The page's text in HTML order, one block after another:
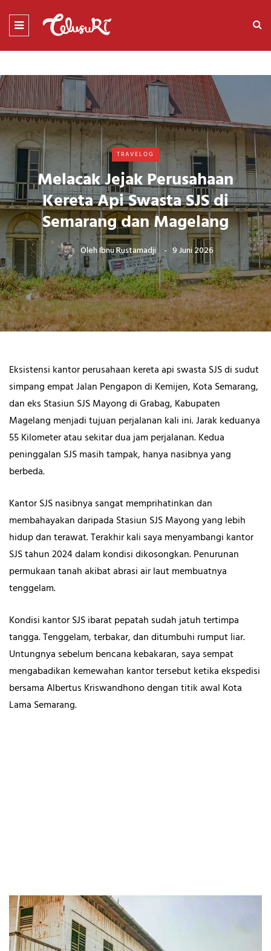
TRAVELOG
Melacak Jejak Perusahaan
Kereta Api Swasta SJS di
Semarang dan Magelang
OlehIbnu Rustamadji 9 Juni 2026
Eksistensi kantor perusahaan kereta api swasta SJS di sudut
simpang empat Jalan Pengapon di Kemijen, Kota Semarang,
dan eks Stasiun SJS Mayong di Grabag, Kabupaten
Magelang menjadi tujuan perjalanan kali ini. Jarak keduanya
55 Kilometer atau sekitar dua jam perjalanan. Kedua
peninggalan SJS masih tampak, hanya nasibnya yang
berbeda.
Kantor SJS nasibnya sangat memprihatinkan dan
membahayakan daripada Stasiun SJS Mayong yang lebih
hidup dan terawat. Terakhir kali saya menyambangi kantor
SJS tahun 2024 dalam kondisi dikosongkan. Penurunan
permukaan tanah akibat abrasi air laut membuatnya
tenggelam.
Kondisi kantor SJS ibarat pepatah sudah jatuh tertimpa
tangga. Tenggelam, terbakar, dan ditumbuhi rumput liar.
Untungnya sebelum bencana kebakaran, saya sempat
mengabadikan kemewahan kantor tersebut ketika ekspedisi
bersama Albertus Kriswandhono dengan titik awal Kota
Lama Semarang.